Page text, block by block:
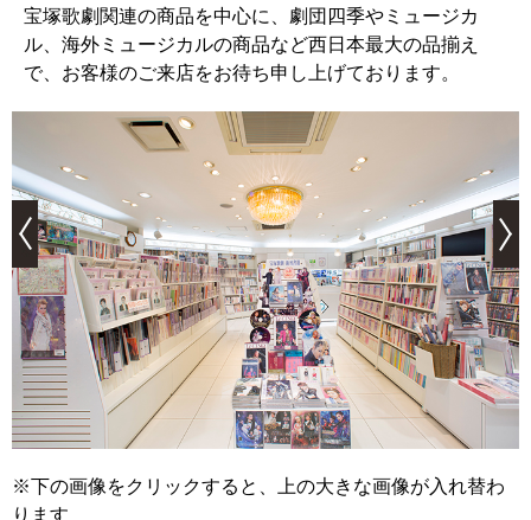
宝塚歌劇関連の商品を中心に、劇団四季やミュージカ
ル、海外ミュージカルの商品など西日本最大の品揃え
で、お客様のご来店をお待ち申し上げております。
※下の画像をクリックすると、上の大きな画像が入れ替わ
ります